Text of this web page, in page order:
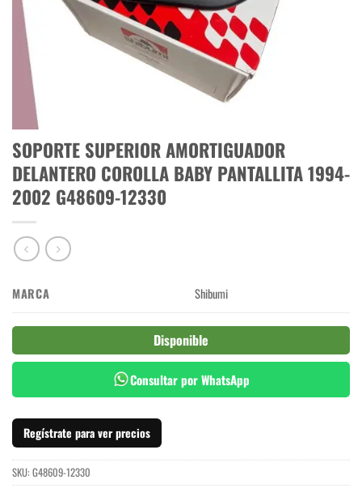
SOPORTE SUPERIOR AMORTIGUADOR
DELANTERO COROLLA BABY PANTALLITA 1994-
2002 G48609-12330
MARCA Shibumi
Disponible
Consultar por WhatsApp
Regístrate para ver precios
SKU: G48609-12330